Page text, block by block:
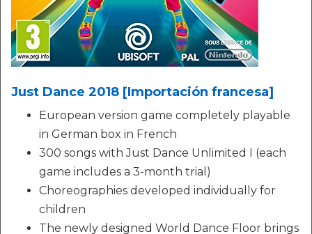
Just Dance 2018 [Importación francesa]
European version game completely playable
in German box in French
300 songs with Just Dance Unlimited I (each
game includes a 3-month trial)
Choreographies developed individually for
children
The newly designed World Dance Floor brings